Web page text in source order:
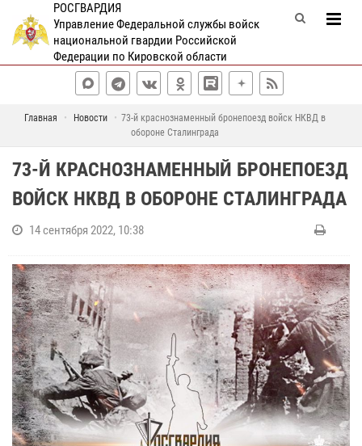
РОСГВАРДИЯ
Управление Федеральной службы войск
национальной гвардии Российской
Федерации по Кировской области
Главная Новости
73-й краснознаменный бронепоезд войск НКВД в
обороне Сталинграда
73-Й КРАСНОЗНАМЕННЫЙ БРОНЕПОЕЗД
ВОЙСК НКВД В ОБОРОНЕ СТАЛИНГРАДА
14 сентября 2022, 10:38